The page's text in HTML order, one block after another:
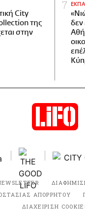
City
της
στην
δεν
ΑΠΟΡΡΗΤΟΥ
ΔΙΑΧΕΙΡΙΣΗ